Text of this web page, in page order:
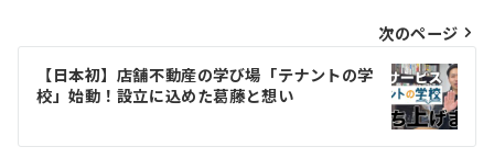
ナ
ビ
次のページ
【日本初】店舗不動産の学び場「テナントの学
校」始動！設立に込めた葛藤と想い